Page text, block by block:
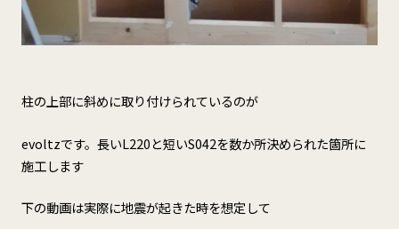
柱の上部に斜めに取り付けられているのが
evoltzです。長いL220と短いS042を数か所決められた箇所に
施工します
下の動画は実際に地震が起きた時を想定して